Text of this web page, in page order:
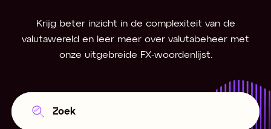
Krijg beter inzicht in de complexiteit van de
valutawereld en leer meer over valutabeheer met
onze uitgebreide FX-woordenlijst.